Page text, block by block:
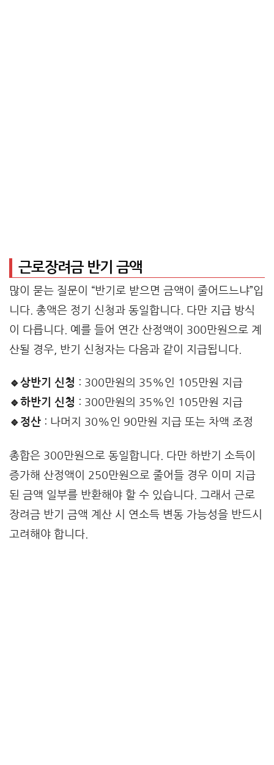
근로장려금 반기 금액
많이 묻는 질문이 “반기로 받으면 금액이 줄어드느냐”입
니다. 총액은 정기 신청과 동일합니다. 다만 지급 방식
이 다릅니다. 예를 들어 연간 산정액이 300만원으로 계
산될 경우, 반기 신청자는 다음과 같이 지급됩니다.
🔹상반기 신청 : 300만원의 35%인 105만원 지급
🔹하반기 신청 : 300만원의 35%인 105만원 지급
🔹정산 : 나머지 30%인 90만원 지급 또는 차액 조정
총합은 300만원으로 동일합니다. 다만 하반기 소득이
증가해 산정액이 250만원으로 줄어들 경우 이미 지급
된 금액 일부를 반환해야 할 수 있습니다. 그래서 근로
장려금 반기 금액 계산 시 연소득 변동 가능성을 반드시
고려해야 합니다.